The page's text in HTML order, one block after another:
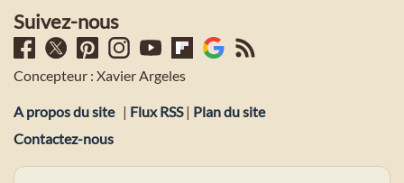
Suivez-nous
Concepteur : Xavier Argeles
A propos du site | Flux RSS| Plan du site
Contactez-nous